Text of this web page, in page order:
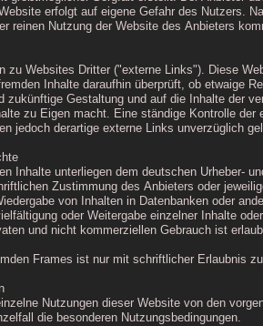
erfolgt auf eigene Gefahr des Nutzers.
reinen Nutzung der Website des Anbieters
zu Websites Dritter ("externe Links"). Diese
Inhalte daraufhin überprüft, ob etwaige
zukünftige Gestaltung und auf die Inhalte der
zu Eigen macht. Eine ständige Kontrolle
jedoch derartige externe Links unverzüglich
Inhalte unterliegen dem deutschen Urheber-
Zustimmung des Anbieters oder
von Inhalten in Datenbanken oder
oder Weitergabe einzelner Inhalte
und nicht kommerziellen Gebrauch ist
Frames ist nur mit schriftlicher Erlaubnis
Nutzungen dieser Website von den
die besonderen Nutzungsbedingungen.